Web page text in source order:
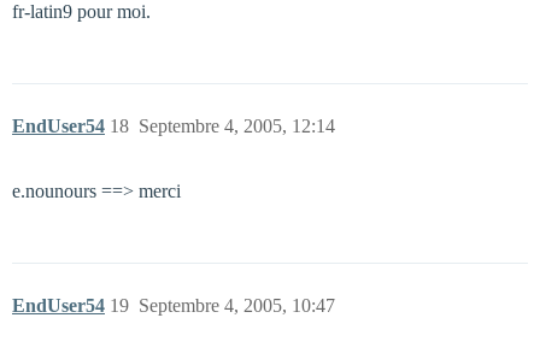
fr-latin9 pour moi.
EndUser54 Septembre 4, 2005, 12:14
18
e.nounours ==> merci
EndUser54 Septembre 4, 2005, 10:47
19